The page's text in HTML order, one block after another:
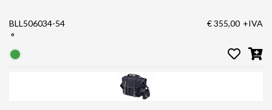
BLL506034-54
°
€ 355,00 +IVA